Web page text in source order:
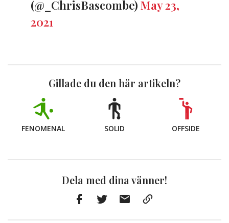
(@_ChrisBascombe) May 23,
2021
Gillade du den här artikeln?
FENOMENAL SOLID OFFSIDE
Dela med dina vänner!